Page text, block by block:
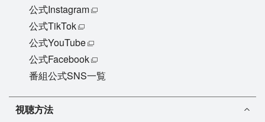
公式Instagram
公式TikTok
公式YouTube
公式Facebook
番組公式SNS一覧
視聴方法